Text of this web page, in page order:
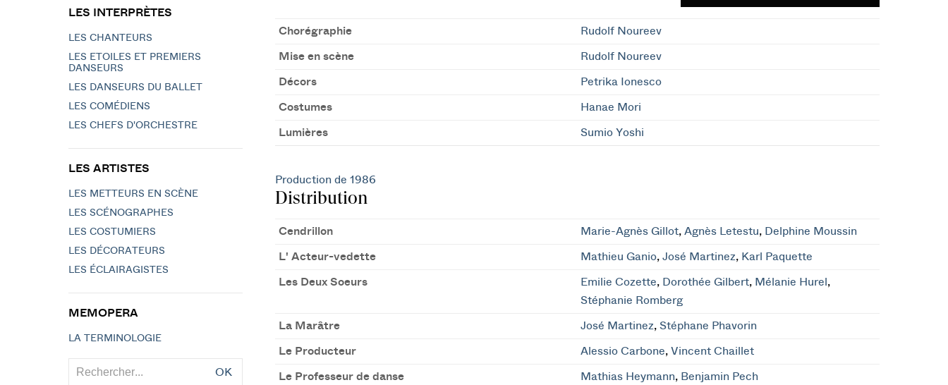
Chorégraphie Rudolf Noureev
Mise en scène Rudolf Noureev
Décors Petrika Ionesco
Costumes Hanae Mori
Lumières Sumio Yoshi
Production de 1986
Distribution
Cendrillon Marie-Agnès Gillot,Agnès Letestu, Delphine Moussin
L' Acteur-vedette Mathieu Ganio,José Martinez, Karl Paquette
Les Deux Soeurs Emilie Cozette, Dorothée Gilbert, Mélanie Hurel ,
Stéphanie Romberg
La Marâtre José Martinez,Stéphane Phavorin
Le Producteur Alessio Carbone,Vincent Chaillet
Le Professeur de danse Mathias Heymann, Benjamin Pech
LES INTERPRÈTES
LES CHANTEURS
LES ETOILES ET PREMIERS
DANSEURS
LES DANSEURS DU BALLET
LES COMÉDIENS
LES CHEFS D'ORCHESTRE
LES ARTISTES
LES METTEURS EN SCÈNE
LES SCÉNOGRAPHES
LES COSTUMIERS
LES DÉCORATEURS
LES ÉCLAIRAGISTES
MEMOPERA
LA TERMINOLOGIE
OK